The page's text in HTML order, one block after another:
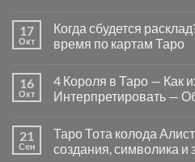
Нет»
Таро
в
тупик
и
на
самом
деле
записи
САМАЙН
—
МИРАМИ.
СМЫСЛ,
МАГИЯ
СВЯЩЕННОЙ
НОЧИ
17
Окт
Когда сбудется
время по картам Таро
записи
Когда
сбудется
определять
время
по
16
Окт
4 Короля в Таро — Как
Интерпретировать —
записи
Короля
21
Сен
Таро Тота колода
создания, символика и